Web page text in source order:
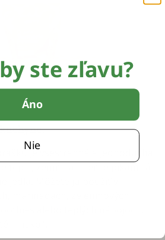
je všestranná a jednoduchá
teplá, zemitá a mierne pikantná
ste zľavu?
Áno
Nie